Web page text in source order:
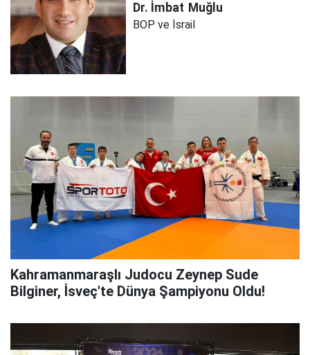
Dr. İmbat Muğlu
BOP ve İsrail
Kahramanmaraşlı Judocu Zeynep Sude
Bilginer, İsveç'te Dünya Şampiyonu Oldu!